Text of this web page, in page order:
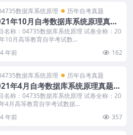
数据库系统原理 历年自考真题
年10月自考数据库系统原理真题
案
名称：04735数据库系统原理 试卷全称：20
10月高等教育自学考试数...
4 年前
162
数据库系统原理 历年自考真题
年4月自考数据库系统原理真题及
名称：04735数据库系统原理 试卷全称：20
4月高等教育自学考试数据...
4 年前
357